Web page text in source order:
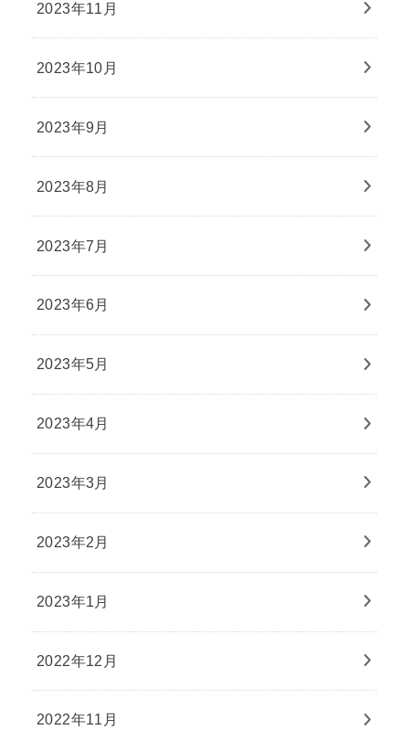
2023年11月
2023年10月
2023年9月
2023年8月
2023年7月
2023年6月
2023年5月
2023年4月
2023年3月
2023年2月
2023年1月
2022年12月
2022年11月